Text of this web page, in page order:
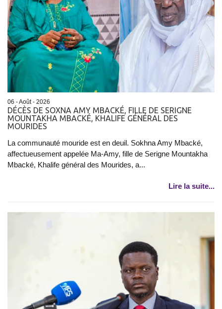
06 - Août - 2026
DÉCÈS DE SOXNA AMY MBACKÉ, FILLE DE SERIGNE
MOUNTAKHA MBACKÉ, KHALIFE GÉNÉRAL DES
MOURIDES
La communauté mouride est en deuil. Sokhna Amy Mbacké,
affectueusement appelée Ma-Amy, fille de Serigne Mountakha
Mbacké, Khalife général des Mourides, a...
Lire la suite...